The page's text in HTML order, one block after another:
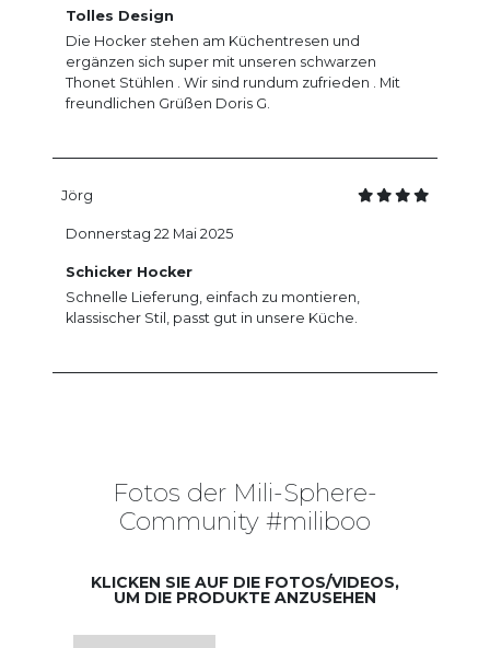
Tolles Design
Die Hocker stehen am Küchentresen und
ergänzen sich super mit unseren schwarzen
Thonet Stühlen . Wir sind rundum zufrieden . Mit
freundlichen Grüßen Doris G.
Jörg
Schicker Hocker
Schnelle Lieferung, einfach zu montieren,
klassischer Stil, passt gut in unsere Küche.
Donnerstag 22 Mai 2025
Fotos der Mili-Sphere-
Community #miliboo
KLICKEN SIE AUF DIE FOTOS/VIDEOS,
UM DIE PRODUKTE ANZUSEHEN